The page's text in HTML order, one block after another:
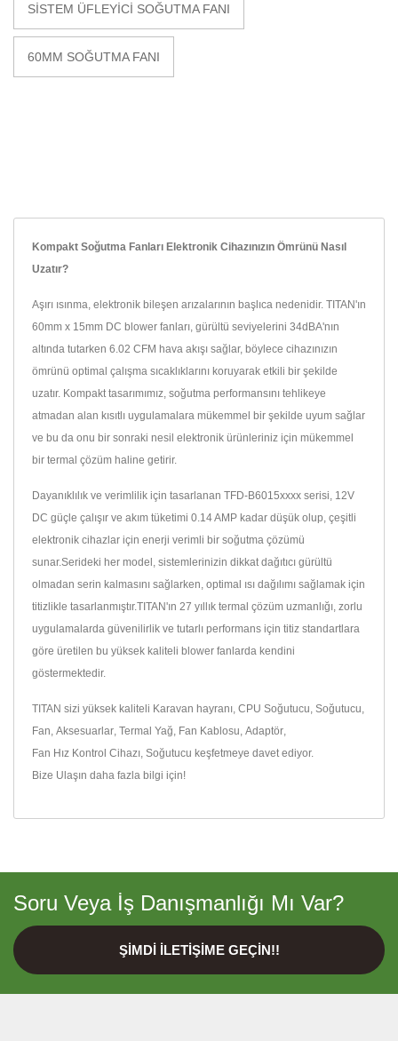
SISTEM ÜFLEYICI SOĞUTMA FANI
60MM SOĞUTMA FANI
Kompakt Soğutma Fanları Elektronik Cihazınızın Ömrünü Nasıl
Uzatır?
Aşırı ısınma, elektronik bileşen arızalarının başlıca nedenidir. TITAN'ın
60mm x 15mm DC blower fanları, gürültü seviyelerini 34dBA'nın
altında tutarken 6.02 CFM hava akışı sağlar, böylece cihazınızın
ömrünü optimal çalışma sıcaklıklarını koruyarak etkili bir şekilde
uzatır. Kompakt tasarımımız, soğutma performansını tehlikeye
atmadan alan kısıtlı uygulamalara mükemmel bir şekilde uyum sağlar
ve bu da onu bir sonraki nesil elektronik ürünleriniz için mükemmel
bir termal çözüm haline getirir.
Dayanıklılık ve verimlilik için tasarlanan TFD-B6015xxxx serisi, 12V
DC güçle çalışır ve akım tüketimi 0.14 AMP kadar düşük olup, çeşitli
elektronik cihazlar için enerji verimli bir soğutma çözümü
sunar.Serideki her model, sistemlerinizin dikkat dağıtıcı gürültü
olmadan serin kalmasını sağlarken, optimal ısı dağılımı sağlamak için
titizlikle tasarlanmıştır.TITAN'ın 27 yıllık termal çözüm uzmanlığı, zorlu
uygulamalarda güvenilirlik ve tutarlı performans için titiz standartlara
göre üretilen bu yüksek kaliteli blower fanlarda kendini
göstermektedir.
TITAN sizi yüksek kaliteli Karavan hayranı CPU Soğutucu Soğutucu
Fan Aksesuarlar Termal Yağ Fan Kablosu Adaptör
Fan Hız Kontrol Cihazı Soğutucu keşfetmeye davet ediyor.
Bize Ulaşın daha fazla bilgi için!
Soru Veya İş Danışmanlığı Mı Var?
ŞIMDI İLETIŞIME GEÇIN!!